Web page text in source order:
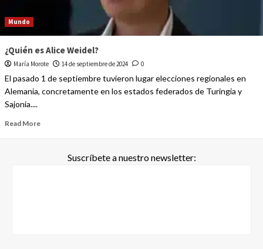
Mundo
¿Quién es Alice Weidel?
María Morote 14 de septiembre de 2024 0
El pasado 1 de septiembre tuvieron lugar elecciones regionales en
Alemania, concretamente en los estados federados de Turingia y
Sajonia....
Read More
Suscríbete a nuestro newsletter: